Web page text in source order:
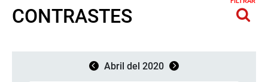
CONTRASTES
Abril del 2020